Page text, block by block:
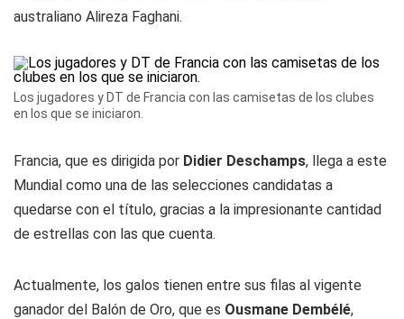
australiano Alireza Faghani.
Los jugadores y DT de Francia con las camisetas de los clubes
en los que se iniciaron.
Francia, que es dirigida por Didier Deschamps, llega a este
Mundial como una de las selecciones candidatas a
quedarse con el título, gracias a la impresionante cantidad
de estrellas con las que cuenta.
Actualmente, los galos tienen entre sus filas al vigente
ganador del Balón de Oro, que es Ousmane Dembélé,